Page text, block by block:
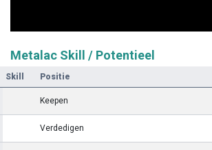
Metalac Skill / Potentieel
Skill Positie
Keepen
Verdedigen